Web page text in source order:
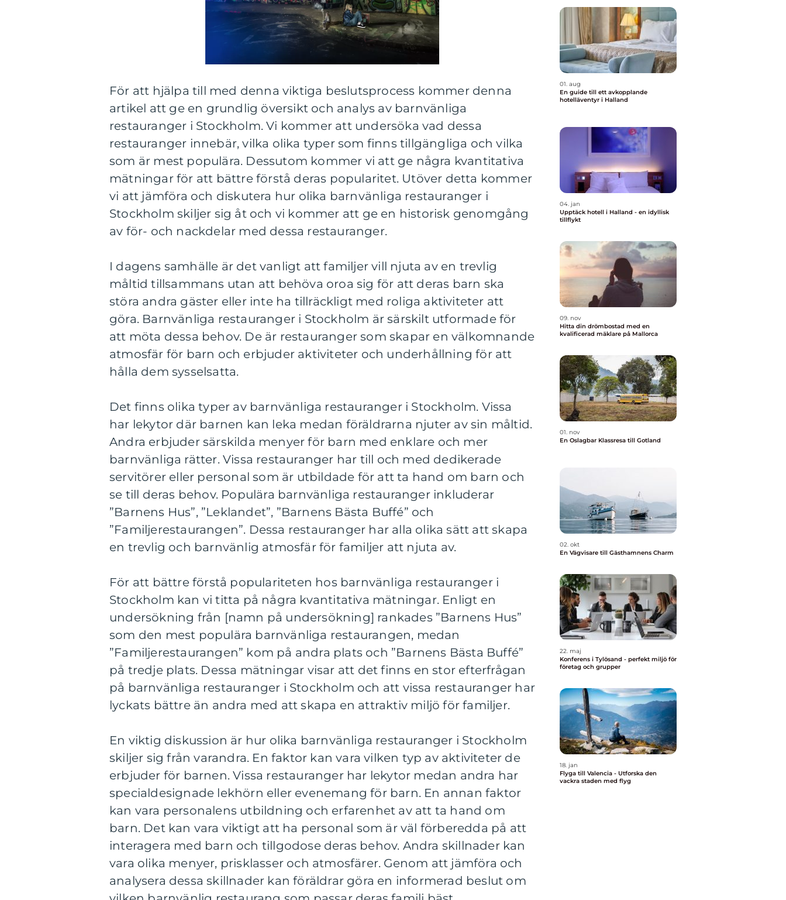
För att hjälpa till med denna viktiga beslutsprocess kommer denna
artikel att ge en grundlig översikt och analys av barnvänliga
restauranger i Stockholm. Vi kommer att undersöka vad dessa
restauranger innebär, vilka olika typer som finns tillgängliga och vilka
som är mest populära. Dessutom kommer vi att ge några kvantitativa
mätningar för att bättre förstå deras popularitet. Utöver detta kommer
vi att jämföra och diskutera hur olika barnvänliga restauranger i
Stockholm skiljer sig åt och vi kommer att ge en historisk genomgång
av för- och nackdelar med dessa restauranger.
I dagens samhälle är det vanligt att familjer vill njuta av en trevlig
måltid tillsammans utan att behöva oroa sig för att deras barn ska
störa andra gäster eller inte ha tillräckligt med roliga aktiviteter att
göra. Barnvänliga restauranger i Stockholm är särskilt utformade för
att möta dessa behov. De är restauranger som skapar en välkomnande
atmosfär för barn och erbjuder aktiviteter och underhållning för att
hålla dem sysselsatta.
Det finns olika typer av barnvänliga restauranger i Stockholm. Vissa
har lekytor där barnen kan leka medan föräldrarna njuter av sin måltid.
Andra erbjuder särskilda menyer för barn med enklare och mer
barnvänliga rätter. Vissa restauranger har till och med dedikerade
servitörer eller personal som är utbildade för att ta hand om barn och
se till deras behov. Populära barnvänliga restauranger inkluderar
”Barnens Hus”, ”Leklandet”, ”Barnens Bästa Buffé” och
”Familjerestaurangen”. Dessa restauranger har alla olika sätt att skapa
en trevlig och barnvänlig atmosfär för familjer att njuta av.
För att bättre förstå populariteten hos barnvänliga restauranger i
Stockholm kan vi titta på några kvantitativa mätningar. Enligt en
undersökning från [namn på undersökning] rankades ”Barnens Hus”
som den mest populära barnvänliga restaurangen, medan
”Familjerestaurangen” kom på andra plats och ”Barnens Bästa Buffé”
på tredje plats. Dessa mätningar visar att det finns en stor efterfrågan
på barnvänliga restauranger i Stockholm och att vissa restauranger har
lyckats bättre än andra med att skapa en attraktiv miljö för familjer.
En viktig diskussion är hur olika barnvänliga restauranger i Stockholm
skiljer sig från varandra. En faktor kan vara vilken typ av aktiviteter de
erbjuder för barnen. Vissa restauranger har lekytor medan andra har
specialdesignade lekhörn eller evenemang för barn. En annan faktor
kan vara personalens utbildning och erfarenhet av att ta hand om
barn. Det kan vara viktigt att ha personal som är väl förberedda på att
interagera med barn och tillgodose deras behov. Andra skillnader kan
vara olika menyer, prisklasser och atmosfärer. Genom att jämföra och
analysera dessa skillnader kan föräldrar göra en informerad beslut om
01. aug
En guide till ett avkopplande
hotelläventyr i Halland
04. jan
Upptäck hotell i Halland - en idyllisk
tillflykt
09. nov
Hitta din drömbostad med en
kvalificerad mäklare på Mallorca
01. nov
En Oslagbar Klassresa till Gotland
02. okt
En Vägvisare till Gästhamnens Charm
22. maj
Konferens i Tylösand - perfekt miljö för
företag och grupper
18. jan
Flyga till Valencia - Utforska den
vackra staden med flyg